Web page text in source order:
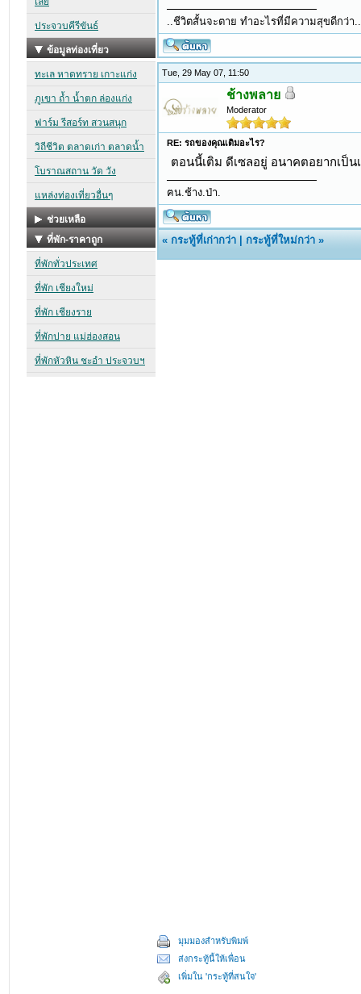
..ชีวิตสั้นจะตาย ทำอะไรที่มีความสุขดีกว่า..
Tue, 29 May 07, 11:50
ช้างพลาย
Moderator
RE: รถของคุณเติมอะไร?
ตอนนี้เติม ดีเซลอยู่ อนาคตอยากเป็น
ฅน.ช้าง.ป่า.
«กระทู้ที่เก่ากว่า |กระทู้ที่ใหม่กว่า »
มุมมองสำหรับพิมพ์
ส่งกระทู้นี้ให้เพื่อน
เพิ่มใน 'กระทู้ที่สนใจ'